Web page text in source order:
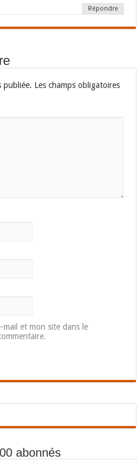
Répondre
publiée. Les champs obligatoires
et mon site dans le
abonnés